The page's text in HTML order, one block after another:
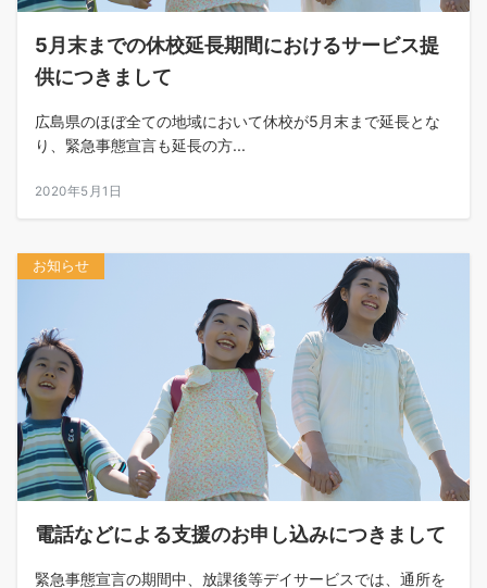
5月末までの休校延長期間におけるサービス提
供につきまして
広島県のほぼ全ての地域において休校が5月末まで延長とな
り、緊急事態宣言も延長の方...
2020年5月1日
お知らせ
電話などによる支援のお申し込みにつきまして
緊急事態宣言の期間中、放課後等デイサービスでは、通所を